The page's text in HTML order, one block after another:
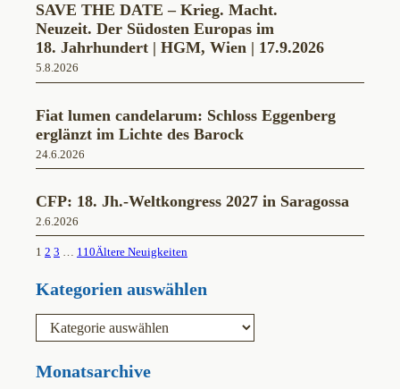
SAVE THE DATE – Krieg. Macht.
Neuzeit. Der Südosten Europas im
18. Jahrhundert | HGM, Wien | 17.9.2026
5.8.2026
Fiat lumen candelarum: Schloss Eggenberg
erglänzt im Lichte des Barock
24.6.2026
CFP: 18. Jh.-Weltkongress 2027 in Saragossa
2.6.2026
1 2 3 … 110Ältere Neuigkeiten
Kategorien auswählen
e
g
Monatsarchive